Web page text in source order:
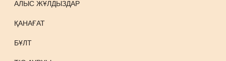
АЛЫС ЖҰЛДЫЗДАР
ҚАНАҒАТ
БҰЛТ